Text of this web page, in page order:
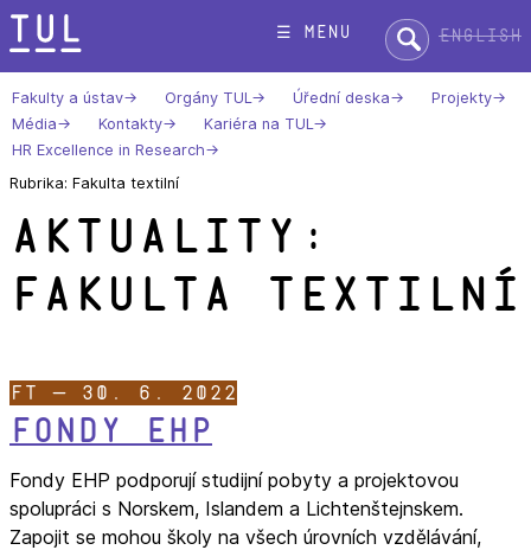
Přeskok
na
text
☰ menu Hledat:English
Fakulty a ústav Orgány TUL Úřední deska
Projekty
Média
Kontakty
Kariéra na TUL
HR Excellence in Research
Rubrika: Fakulta textilní
Aktuality:
Fakulta textilní
Fondy EHP
FT — 30. 6. 2022
Fondy EHP podporují studijní pobyty a projektovou
spolupráci s Norskem, Islandem a Lichtenštejnskem.
Zapojit se mohou školy na všech úrovních vzdělávání,